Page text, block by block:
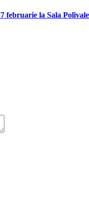
februarie la Sala